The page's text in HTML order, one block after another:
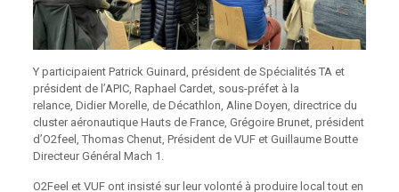
Y participaient Patrick Guinard, président de Spécialités TA et
président de l’APIC, Raphael Cardet, sous-préfet à la
relance, Didier Morelle, de Décathlon, Aline Doyen, directrice du
cluster aéronautique Hauts de France, Grégoire Brunet, président
d’O2feel, Thomas Chenut, Président de VUF et Guillaume Boutte
Directeur Général Mach 1.
O2Feel et VUF ont insisté sur leur volonté à produire local tout en